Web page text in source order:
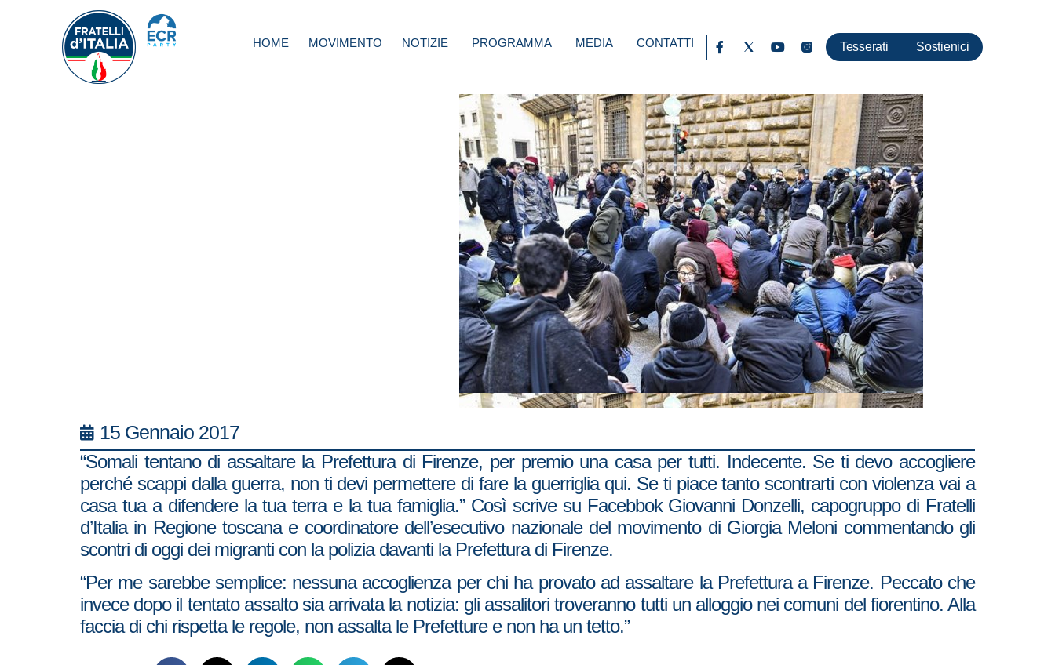
HOME MOVIMENTO NOTIZIE PROGRAMMA MEDIA CONTATTI Tesserati Sostienici
15 Gennaio 2017
“Somali tentano di assaltare la Prefettura di Firenze, per premio una casa per tutti. Indecente. Se ti devo accogliere
perché scappi dalla guerra, non ti devi permettere di fare la guerriglia qui. Se ti piace tanto scontrarti con violenza vai a
casa tua a difendere la tua terra e la tua famiglia.” Così scrive su Facebbok Giovanni Donzelli, capogruppo di Fratelli
d’Italia in Regione toscana e coordinatore dell’esecutivo nazionale del movimento di Giorgia Meloni commentando gli
scontri di oggi dei migranti con la polizia davanti la Prefettura di Firenze.
“Per me sarebbe semplice: nessuna accoglienza per chi ha provato ad assaltare la Prefettura a Firenze. Peccato che
invece dopo il tentato assalto sia arrivata la notizia: gli assalitori troveranno tutti un alloggio nei comuni del fiorentino. Alla
faccia di chi rispetta le regole, non assalta le Prefetture e non ha un tetto.”